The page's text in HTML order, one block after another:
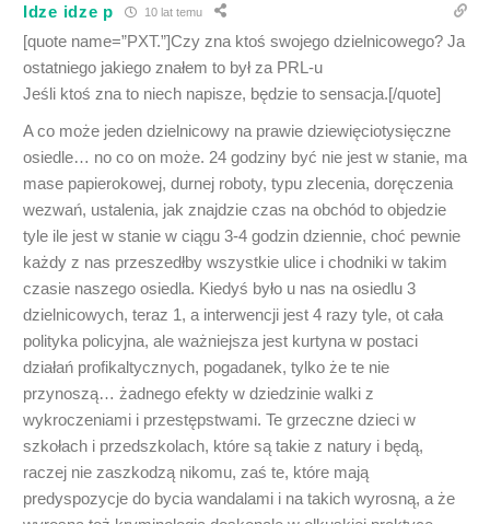
Idze idze p 10 lat temu
[quote name=”PXT.”]Czy zna ktoś swojego dzielnicowego? Ja
ostatniego jakiego znałem to był za PRL-u
Jeśli ktoś zna to niech napisze, będzie to sensacja.[/quote]
A co może jeden dzielnicowy na prawie dziewięciotysięczne
osiedle… no co on może. 24 godziny być nie jest w stanie, ma
mase papierokowej, durnej roboty, typu zlecenia, doręczenia
wezwań, ustalenia, jak znajdzie czas na obchód to objedzie
tyle ile jest w stanie w ciągu 3-4 godzin dziennie, choć pewnie
każdy z nas przeszedłby wszystkie ulice i chodniki w takim
czasie naszego osiedla. Kiedyś było u nas na osiedlu 3
dzielnicowych, teraz 1, a interwencji jest 4 razy tyle, ot cała
polityka policyjna, ale ważniejsza jest kurtyna w postaci
działań profikaltycznych, pogadanek, tylko że te nie
przynoszą… żadnego efekty w dziedzinie walki z
wykroczeniami i przestępstwami. Te grzeczne dzieci w
szkołach i przedszkolach, które są takie z natury i będą,
raczej nie zaszkodzą nikomu, zaś te, które mają
predyspozycje do bycia wandalami i na takich wyrosną, a że